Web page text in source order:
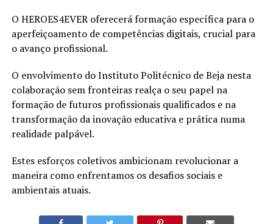
O HEROES4EVER oferecerá formação específica para o
aperfeiçoamento de competências digitais, crucial para
o avanço profissional.
O envolvimento do Instituto Politécnico de Beja nesta
colaboração sem fronteiras realça o seu papel na
formação de futuros profissionais qualificados e na
transformação da inovação educativa e prática numa
realidade palpável.
Estes esforços coletivos ambicionam revolucionar a
maneira como enfrentamos os desafios sociais e
ambientais atuais.